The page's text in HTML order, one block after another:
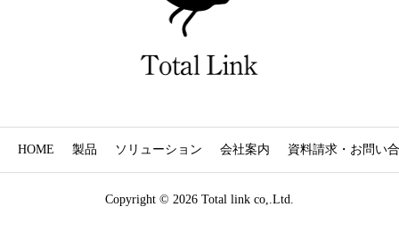
HOME 製品 ソリューション 会社案内 資料請求・お問い
Copyright © 2026 Total link co,.Ltd.